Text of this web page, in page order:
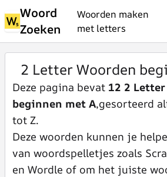
Woord
Zoeken
Woorden maken
met letters
2 Letter Woorden
Deze pagina bevat 12 2
beginnen met A,gesorteerd
tot Z.
Deze woorden kunnen je
van woordspelletjes zoals
en Wordle of om het juiste